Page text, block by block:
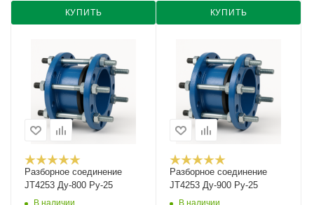
КУПИТЬ КУПИТЬ
Разборное соединение
JT4253 Ду-800 Ру-25
В наличии
Разборное соединение
JT4253 Ду-900 Ру-25
В наличии